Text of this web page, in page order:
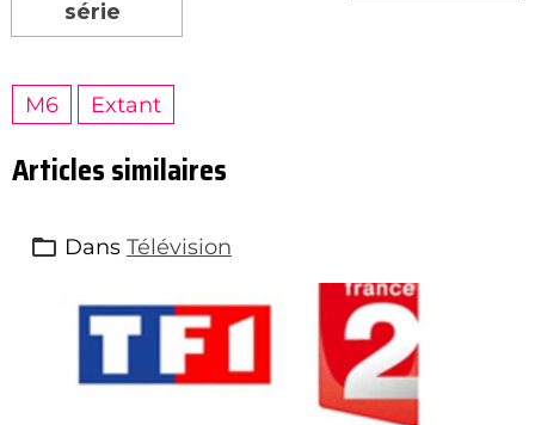
série
M6 Extant
Articles similaires
Dans Télévision